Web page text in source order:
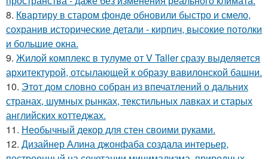
8. Квартиру в старом фонде обновили быстро и смело,
сохранив исторические детали - кирпич, высокие потолки
и большие окна.
9. Жилой комплекс в тулуме от V Taller сразу выделяется
архитектурой, отсылающей к образу вавилонской башни.
10. Этот дом словно собран из впечатлений о дальних
странах, шумных рынках, текстильных лавках и старых
английских коттеджах.
11. Необычный декор для стен своими руками.
12. Дизайнер Алина джонфаба создала интерьер,